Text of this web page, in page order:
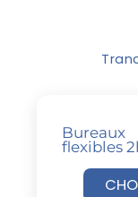
Bureaux
flexibles